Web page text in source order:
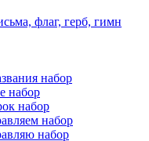
флаг, герб, гимн
набор
набор
набор
набор
набор